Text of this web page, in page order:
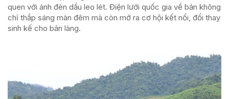
quen với ánh đèn dầu leo lét. Điện lưới quốc gia về bản không
chỉ thắp sáng màn đêm mà còn mở ra cơ hội kết nối, đổi thay
sinh kế cho bản làng.